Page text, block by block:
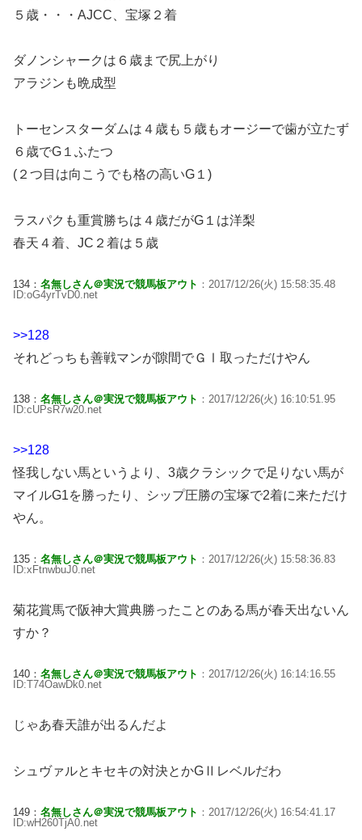
５歳・・・AJCC、宝塚２着
ダノンシャークは６歳まで尻上がり
アラジンも晩成型
トーセンスターダムは４歳も５歳もオージーで歯が立たず
６歳でG１ふたつ
(２つ目は向こうでも格の高いG１)
ラスパクも重賞勝ちは４歳だがG１は洋梨
春天４着、JC２着は５歳
134： 名無しさん＠実況で競馬板アウト ：2017/12/26(火) 15:58:35.48
ID:oG4yrTvD0.net
>>128
それどっちも善戦マンが隙間でＧⅠ取っただけやん
138： 名無しさん＠実況で競馬板アウト ：2017/12/26(火) 16:10:51.95
ID:cUPsR7w20.net
>>128
怪我しない馬というより、3歳クラシックで足りない馬が
マイルG1を勝ったり、シップ圧勝の宝塚で2着に来ただけ
やん。
135： 名無しさん＠実況で競馬板アウト ：2017/12/26(火) 15:58:36.83
ID:xFtnwbuJ0.net
菊花賞馬で阪神大賞典勝ったことのある馬が春天出ないん
すか？
140： 名無しさん＠実況で競馬板アウト ：2017/12/26(火) 16:14:16.55
ID:T74OawDk0.net
じゃあ春天誰が出るんだよ
シュヴァルとキセキの対決とかGⅡレベルだわ
149： 名無しさん＠実況で競馬板アウト ：2017/12/26(火) 16:54:41.17
ID:wH260TjA0.net